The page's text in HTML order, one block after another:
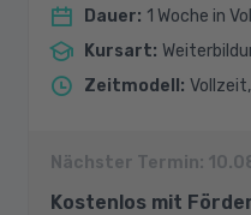
Dauer: 1 Woche in
Kursart:
Zeitmodell :
Nächster Termin:
Kostenlos mit